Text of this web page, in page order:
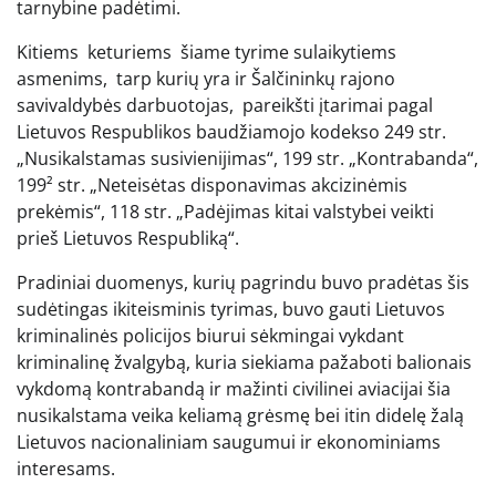
tarnybine padėtimi.
Kitiems keturiems šiame tyrime sulaikytiems
asmenims, tarp kurių yra ir Šalčininkų rajono
savivaldybės darbuotojas, pareikšti įtarimai pagal
Lietuvos Respublikos baudžiamojo kodekso 249 str.
„Nusikalstamas susivienijimas“, 199 str. „Kontrabanda“,
199² str. „Neteisėtas disponavimas akcizinėmis
prekėmis“, 118 str. „Padėjimas kitai valstybei veikti
prieš Lietuvos Respubliką“.
Pradiniai duomenys, kurių pagrindu buvo pradėtas šis
sudėtingas ikiteisminis tyrimas, buvo gauti Lietuvos
kriminalinės policijos biurui sėkmingai vykdant
kriminalinę žvalgybą, kuria siekiama pažaboti balionais
vykdomą kontrabandą ir mažinti civilinei aviacijai šia
nusikalstama veika keliamą grėsmę bei itin didelę žalą
Lietuvos nacionaliniam saugumui ir ekonominiams
interesams.